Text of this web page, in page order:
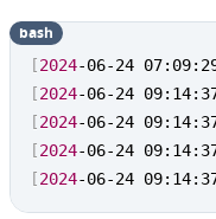
[2024-06-24
[2024-06-24
[2024-06-24
[2024-06-24
[2024-06-24
bash